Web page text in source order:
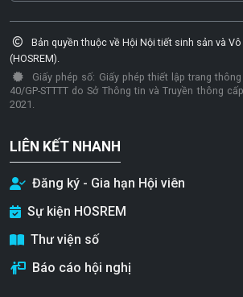
Bản quyền thuộc về Hội Nội tiết sinh sản và Vô
(HOSREM).
Giấy phép số: Giấy phép thiết lập trang
40/GP-STTTT do Sở Thông tin và Truyền thông
2021.
LIÊN KẾT NHANH
Đăng ký - Gia hạn Hội viên
Sự kiện HOSREM
Thư viện số
Báo cáo hội nghị